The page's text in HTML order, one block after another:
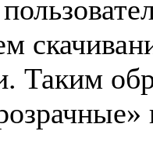
Таким